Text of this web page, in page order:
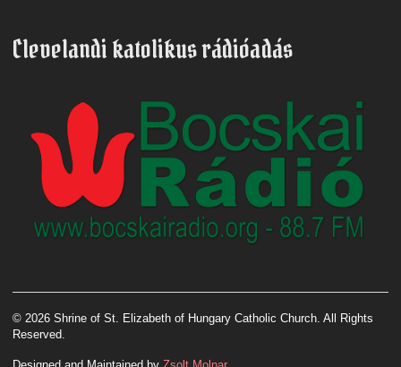
Clevelandi katolikus rádióadás
© 2026 Shrine of St. Elizabeth of Hungary Catholic Church. All Rights
Reserved.